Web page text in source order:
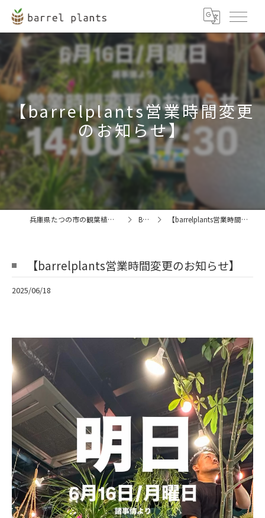
【barrelplants営業時間変更
のお知らせ】
兵庫県たつの市の観葉植物ならbarrel plants BLOG 【barrelplants営業時間変更のお知らせ】
【barrelplants営業時間変更のお知らせ】
2025/06/18